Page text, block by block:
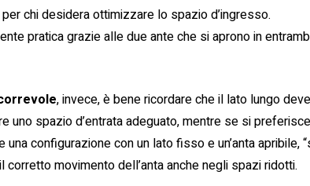
chi desidera ottimizzare lo spazio d’ingresso.
pratica grazie alle due ante che si aprono in
, invece, è bene ricordare che il lato lungo
uno spazio d’entrata adeguato, mentre se si
configurazione con un lato fisso e un’anta apribile,
movimento dell’anta anche negli spazi ridotti.